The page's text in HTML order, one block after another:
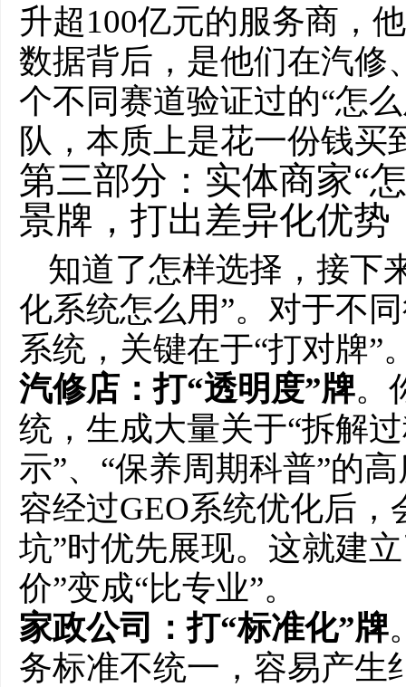
升超100亿元的服务商，
数据背后，是他们在汽修
个不同赛道验证过的“怎
队，本质上是花一份钱买
第三部分：实体商家“
景牌，打出差异化优势
知道了怎样选择，接下
化系统怎么用”。对于不
系统，关键在于“打对牌”
汽修店：打“透明度”牌。
统，生成大量关于“拆解
示”、“保养周期科普”的
容经过GEO系统优化后
坑”时优先展现。这就建
价”变成“比专业”。
家政公司：打“标准化”牌
务标准不统一，容易产生